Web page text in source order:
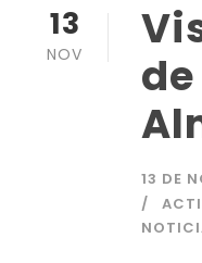
13
NOV
13 DE